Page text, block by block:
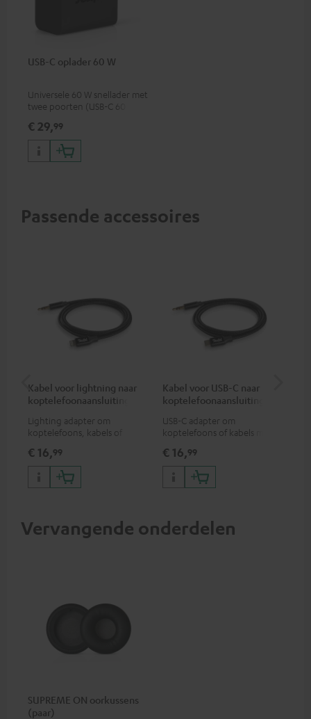
USB-C oplader 60 W
Universele 60 W snellader met
twee poorten (USB-C 60 W /
koptelefoons, laptops en
andere USB-C-apparaten tot
€ 29,99
Passende accessoires
Kabel voor lightning naar
koptelefoonaansluiting
Lighting adapter om
koptelefoons, kabels of
jack plug aan te sluiten op
iPhone, iPad, iPod etc., MFI
gecertificeerd, 100%
compatibel
€ 16,99
Kabel voor USB-C naar
koptelefoonaansluiting
USB-C adapter om
koptelefoons of kabels met
op Android smartphones etc.
€ 16,99
Vervangende onderdelen
SUPREME ON oorkussens
(paar)